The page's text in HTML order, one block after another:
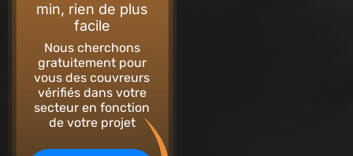
min, rien de plus
facile
Nous cherchons
gratuitement pour
vous des couvreurs
vérifiés dans votre
secteur en fonction
de votre projet